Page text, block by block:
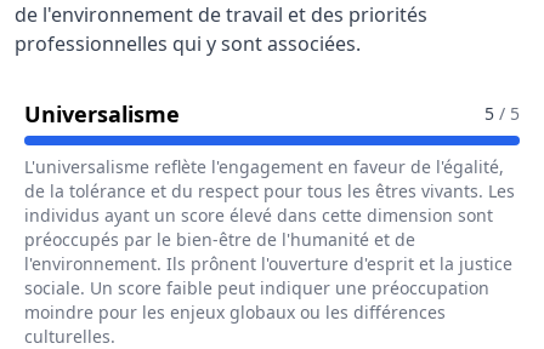
de l'environnement de travail et des priorités
professionnelles qui y sont associées.
Universalisme Pour Le Métier De Assureur /
5 / 5
L'universalisme reflète l'engagement en faveur de l'égalité,
de la tolérance et du respect pour tous les êtres vivants. Les
individus ayant un score élevé dans cette dimension sont
préoccupés par le bien-être de l'humanité et de
l'environnement. Ils prônent l'ouverture d'esprit et la justice
sociale. Un score faible peut indiquer une préoccupation
moindre pour les enjeux globaux ou les différences
culturelles.